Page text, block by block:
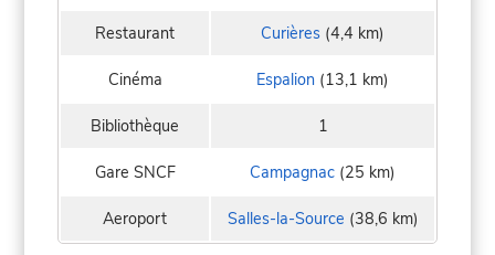
Restaurant Curières (4,4 km)
Cinéma Espalion (13,1 km)
Bibliothèque 1
Gare SNCF Campagnac (25 km)
Aeroport Salles-la-Source (38,6 km)